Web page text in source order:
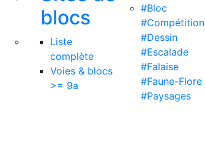
blocs
Liste
complète
Voies & blocs
>= 9a
#Bloc
#Compétition
#Dessin
#Escalade
#Falaise
#Faune-Flore
#Paysages